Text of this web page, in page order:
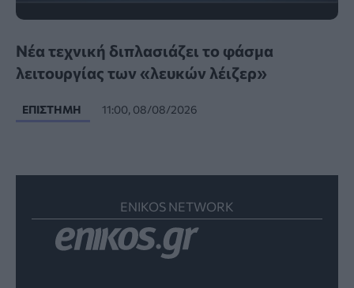
Νέα τεχνική διπλασιάζει το φάσμα
λειτουργίας των «λευκών λέιζερ»
ΕΠΙΣΤΉΜΗ 11:00, 08/08/2026
ENIKOS NETWORK